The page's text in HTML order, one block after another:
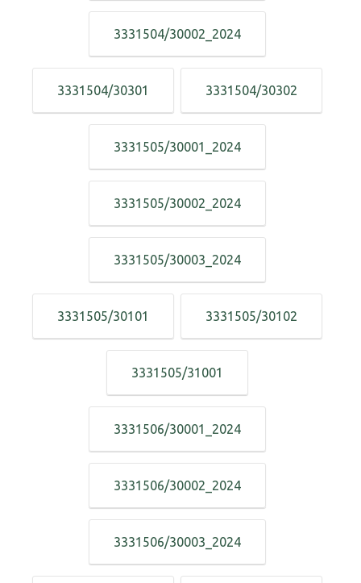
3331504/30002_2024
3331504/30301 3331504/30302
3331505/30001_2024
3331505/30002_2024
3331505/30003_2024
3331505/30101 3331505/30102
3331505/31001
3331506/30001_2024
3331506/30002_2024
3331506/30003_2024